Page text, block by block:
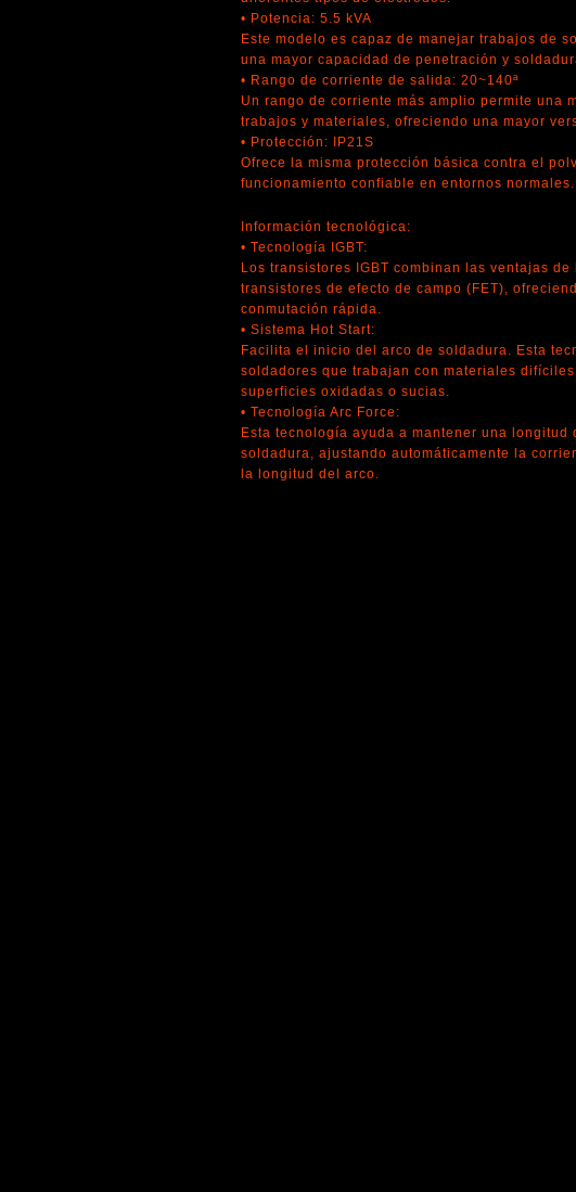
• Potencia: 5.5 kVA
Este modelo es capaz de manejar trabajos de
una mayor capacidad de penetración y
• Rango de corriente de salida: 20~140ª
Un rango de corriente más amplio permite una
trabajos y materiales, ofreciendo una mayor
• Protección: IP21S
Ofrece la misma protección básica contra el
funcionamiento confiable en entornos normales.
Información tecnológica:
• Tecnología IGBT:
Los transistores IGBT combinan las ventajas
transistores de efecto de campo (FET),
conmutación rápida.
• Sistema Hot Start:
Facilita el inicio del arco de soldadura. Esta
soldadores que trabajan con materiales
superficies oxidadas o sucias.
• Tecnología Arc Force:
Esta tecnología ayuda a mantener una
soldadura, ajustando automáticamente la
la longitud del arco.